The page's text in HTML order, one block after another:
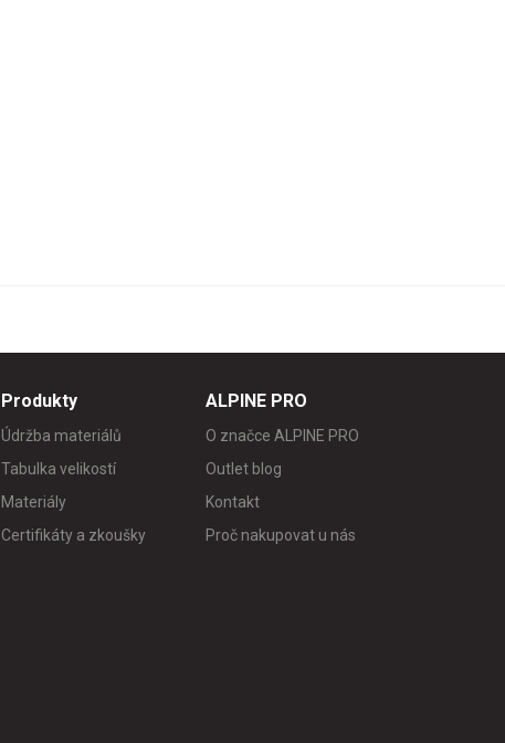
Produkty
Údržba materiálů
Tabulka velikostí
Materiály
Certifikáty a zkoušky
ALPINE PRO
O značce ALPINE PRO
Outlet blog
Kontakt
Proč nakupovat u nás